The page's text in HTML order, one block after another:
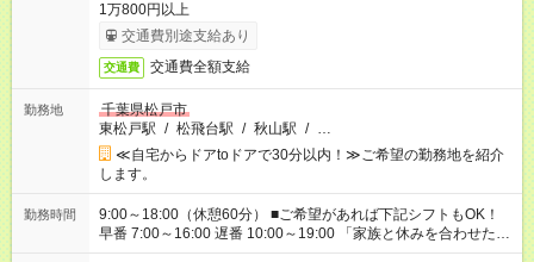
1万800円以上
交通費別途支給あり
交通費 交通費全額支給
勤務地
千葉県松戸市
東松戸駅 / 松飛台駅 / 秋山駅 / …
≪自宅からドアtoドアで30分以内！≫ご希望の勤務地を紹介
します。
勤務時間
9:00～18:00（休憩60分） ■ご希望があれば下記シフトもOK！
早番 7:00～16:00 遅番 10:00～19:00 「家族と休みを合わせた
い」 「余裕を持って夕飯の準備がしたい」 「できれば残業はし